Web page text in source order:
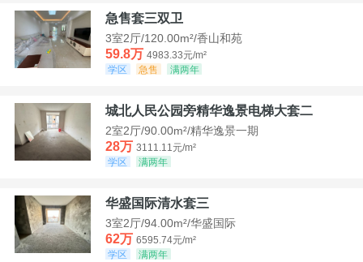
急售套三双卫
3室2厅/120.00m²/香山和苑
59.8万 4983.33元/m²
学区
急售 满两年
城北人民公园旁精华逸景电梯大套二
2室2厅/90.00m²/精华逸景一期
28万 3111.11元/m²
学区
满两年
华盛国际清水套三
3室2厅/94.00m²/华盛国际
62万 6595.74元/m²
学区
满两年